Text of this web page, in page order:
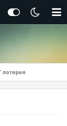
лотерея